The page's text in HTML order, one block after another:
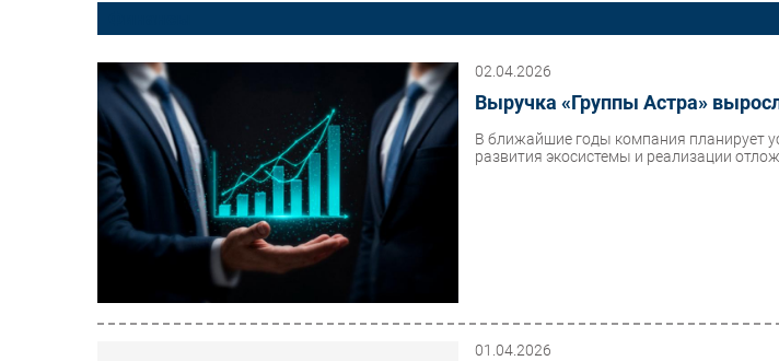
Импорто­замещение
Автоматизация
Промышленности
Интернет
Мобильная связь
Фиксированная связь
Интеграция
Рынок ПК
Маркетинг
Торговые сети
Оборудование
ПО
Финансы
Инновации
02.04.2026
Выручка «Группы Астра»
В ближайшие годы компания планирует
развития экосистемы и реализации
01.04.2026